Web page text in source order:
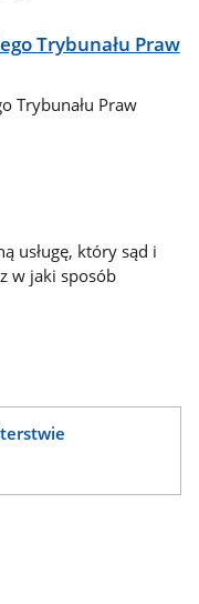
Trybunału Praw
Trybunału Praw
usługę, który sąd i
w jaki sposób